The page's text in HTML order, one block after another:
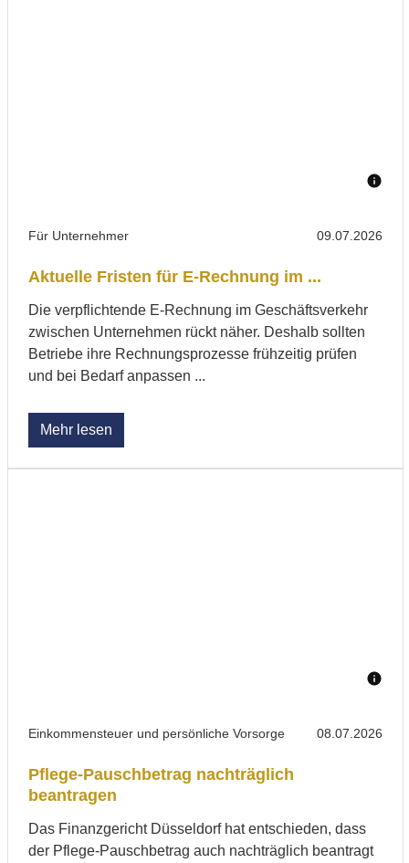
Für Unternehmer 09.07.2026
Aktuelle Fristen für E-Rechnung im ...
Die verpflichtende E-Rechnung im Geschäftsverkehr
zwischen Unternehmen rückt näher. Deshalb sollten
Betriebe ihre Rechnungsprozesse frühzeitig prüfen
und bei Bedarf anpassen ...
Mehr lesen
Einkommensteuer und persönliche Vorsorge 08.07.2026
Pflege-Pauschbetrag nachträglich
beantragen
Das Finanzgericht Düsseldorf hat entschieden, dass
der Pflege-Pauschbetrag auch nachträglich beantragt